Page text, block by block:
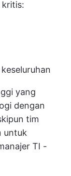
kritis:
yang
dengan
tim
untuk
TI -